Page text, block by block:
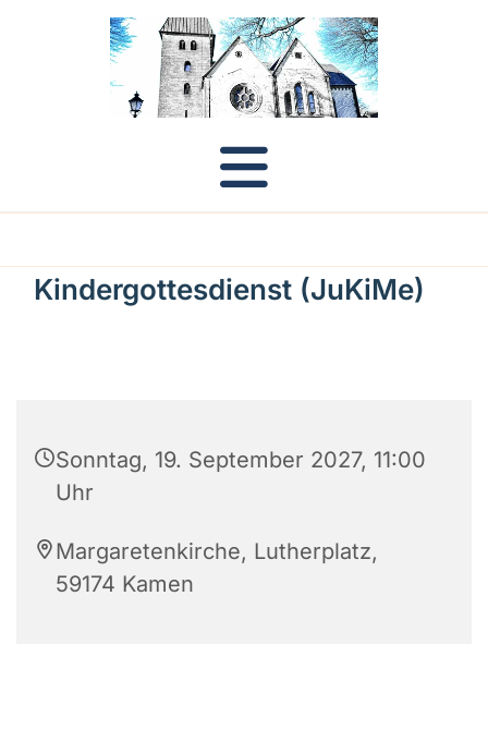
Kindergottesdienst (JuKiMe)
Sonntag, 19. September 2027, 11:00
Uhr
Margaretenkirche, Lutherplatz,
59174 Kamen